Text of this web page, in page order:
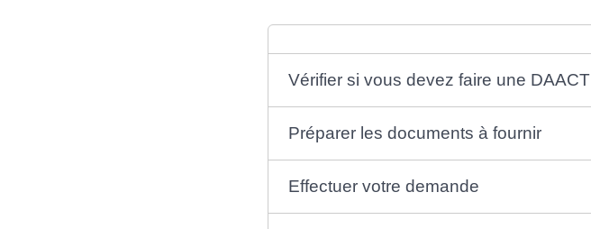
Vérifier si vous devez faire une DAACT
Préparer les documents à fournir
Effectuer votre demande